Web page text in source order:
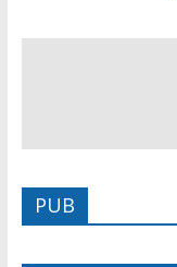
PUB